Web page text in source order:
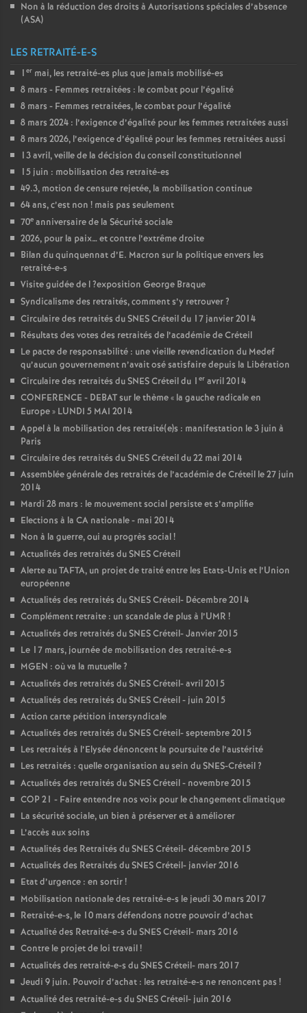
Non à la réduction des droits à Autorisations spéciales d’absence
(ASA)
LES RETRAITÉ-E-S
1 er mai, les retraité-es plus que jamais mobilisé-es
8 mars - Femmes retraitées : le combat pour l’égalité
8 mars - Femmes retraitées, le combat pour l’égalité
8 mars 2024 : l’exigence d’égalité pour les femmes retraitées aussi
8 mars 2026, l’exigence d’égalité pour les femmes retraitées aussi
13 avril, veille de la décision du conseil constitutionnel
15 juin : mobilisation des retraité-es
49.3, motion de censure rejetée, la mobilisation continue
64 ans, c’est non ! mais pas seulement
70e anniversaire de la Sécurité sociale
2026, pour la paix… et contre l’extrême droite
Bilan du quinquennat d’E. Macron sur la politique envers les
retraité-e-s
Visite guidée de l?exposition George Braque
Syndicalisme des retraités, comment s’y retrouver?
Circulaire des retraités duSNESCréteil du 17 janvier 2014
Résultats des votes des retraités de l’académie de Créteil
Le pacte de responsabilité : une vieille revendication du Medef
qu’aucun gouvernement n’avait osé satisfaire depuis la Libération
Circulaire des retraités duSNESCréteil du 1 er avril 2014
CONFERENCE - DEBATsur le thème « la gauche radicale en
Europe» LUNDI 5 MAI 2014
Appel à la mobilisation des retraité(e)s : manifestation le 3 juin à
Paris
Circulaire des retraités duSNESCréteil du 22 mai 2014
Assemblée générale des retraités de l’académie de Créteil le 27 juin
2014
Mardi 28 mars : le mouvement social persiste et s’amplifie
Elections à la CA nationale - mai 2014
Non à la guerre, oui au progrès social!
Actualités des retraités duSNESCréteil
Alerte auTAFTA, un projet de traité entre les Etats-Unis et l’Union
européenne
Actualités des retraités duSNESCréteil- Décembre 2014
Complément retraite : un scandale de plus à l’UMR !
Actualités des retraités duSNESCréteil- Janvier 2015
Le 17 mars, journée de mobilisation des retraité-e-s
MGEN : où va la mutuelle?
Actualités des retraités duSNESCréteil- avril 2015
Actualités des retraités duSNESCréteil - juin 2015
Action carte pétition intersyndicale
Actualités des retraités duSNESCréteil- septembre 2015
Les retraités à l’Elysée dénoncent la poursuite de l’austérité
Les retraités : quelle organisation au sein duSNES-Créteil?
Actualités des retraités duSNESCréteil - novembre 2015
COP21 - Faire entendre nos voix pour le changement climatique
La sécurité sociale, un bien à préserver et à améliorer
L’accès aux soins
Actualités des Retraités duSNESCréteil- décembre 2015
Actualités des Retraités duSNESCréteil- janvier 2016
Etat d’urgence : en sortir!
Mobilisation nationale des retraité-e-s le jeudi 30 mars 2017
Retraité-e-s, le 10 mars défendons notre pouvoir d’achat
Actualité des Retraité-e-s duSNESCréteil- mars 2016
Contre le projet de loi travail!
Actualités des retraité-e-s duSNESCréteil- mars 2017
Jeudi 9 juin. Pouvoir d’achat : les retraité-e-s ne renoncent pas !
Actualité des retraité-e-s duSNESCréteil- juin 2016